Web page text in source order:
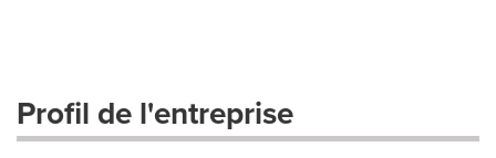
Profil de l'entreprise